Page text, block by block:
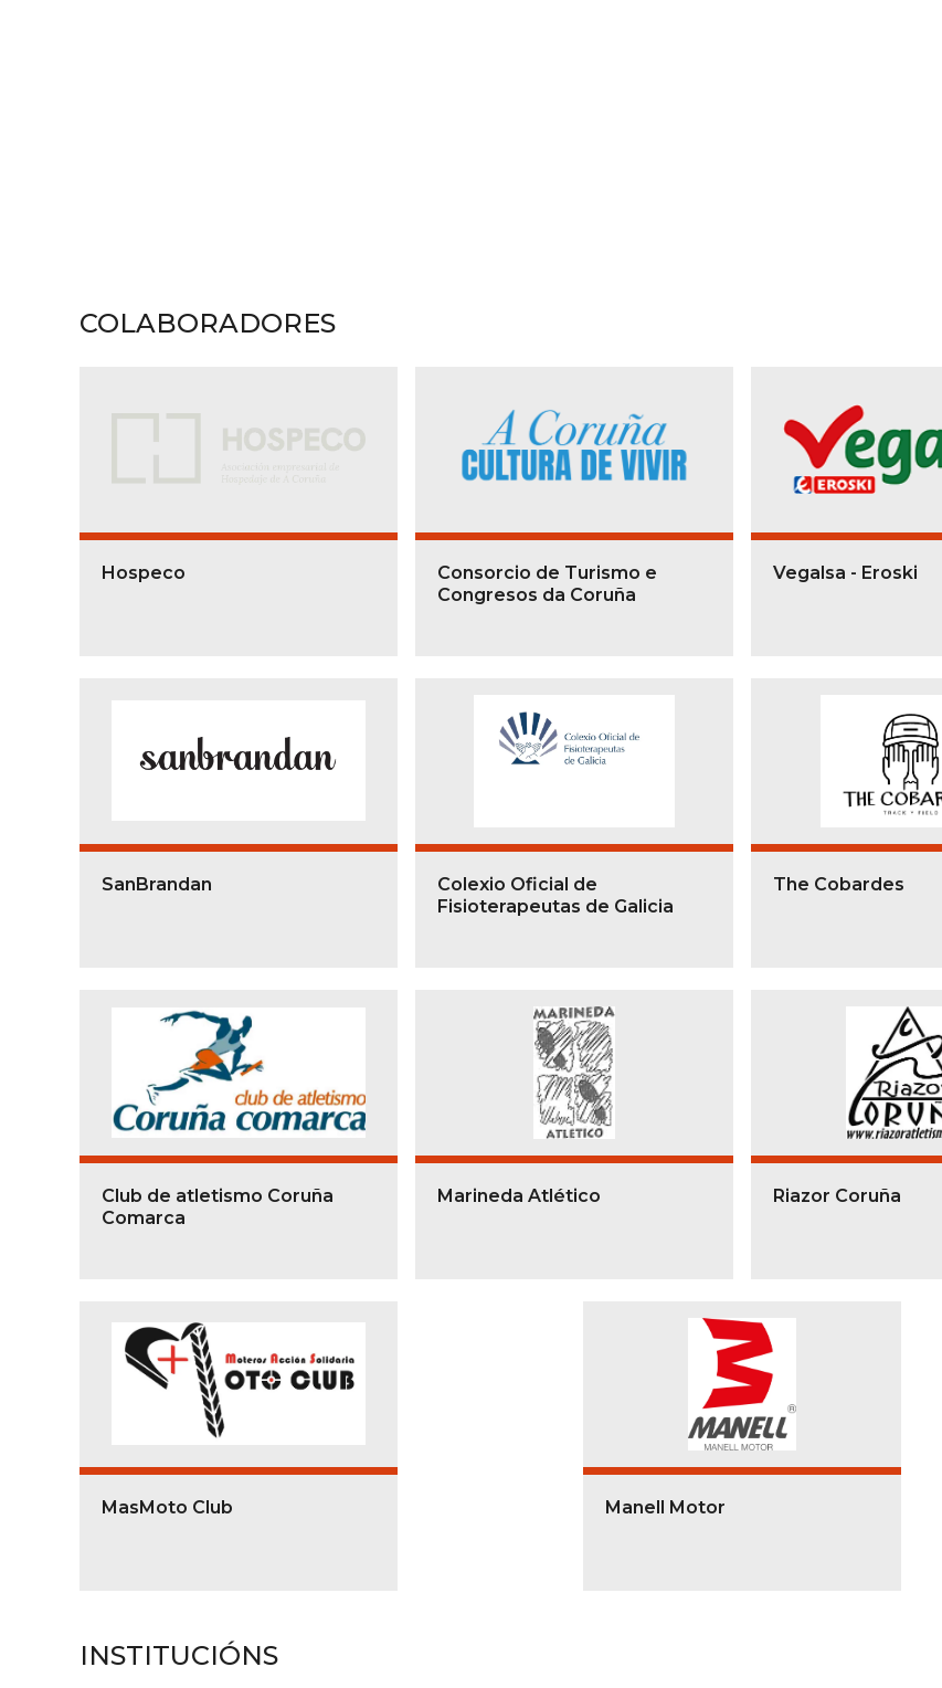
COLABORADORES
Hospeco
Consorcio de Turismo e
Congresos da Coruña
Vegalsa - Eroski
SanBrandan
Colexio Oficial de
Fisioterapeutas de Galicia
The Cobardes
Club de atletismo Coruña
Comarca
Marineda Atlético Riazor Coruña
MasMoto Club Manell Motor
INSTITUCIÓNS